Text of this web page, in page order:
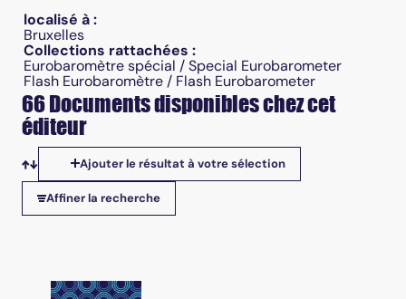
localisé à :
Bruxelles
Collections rattachées :
Eurobaromètre spécial / Special Eurobarometer
Flash Eurobaromètre / Flash Eurobarometer
66 Documents disponibles chez cet
éditeur
Tris disponibles
Ajouter le résultat à votre sélection
Affiner la recherche